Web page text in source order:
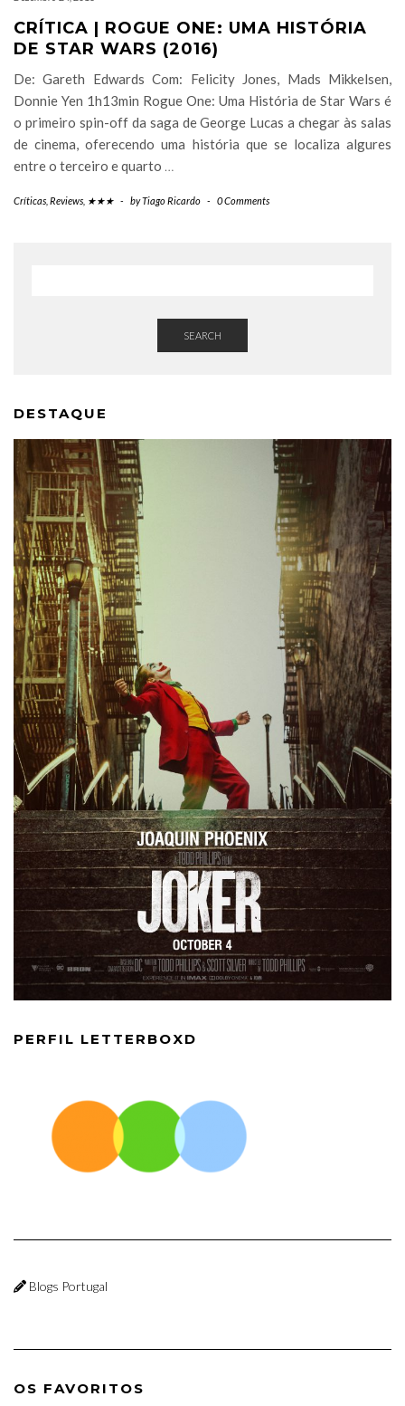
CRÍTICA | ROGUE ONE: UMA HISTÓRIA
DE STAR WARS (2016)
De: Gareth Edwards Com: Felicity Jones, Mads Mikkelsen,
Donnie Yen 1h13min Rogue One: Uma História de Star Wars é
o primeiro spin-off da saga de George Lucas a chegar às salas
de cinema, oferecendo uma história que se localiza algures
entre o terceiro e quarto …
Críticas Reviews ★★★ - byTiago Ricardo - 0 Comments
SEARCH
DESTAQUE
PERFIL LETTERBOXD
Blogs Portugal
OS FAVORITOS